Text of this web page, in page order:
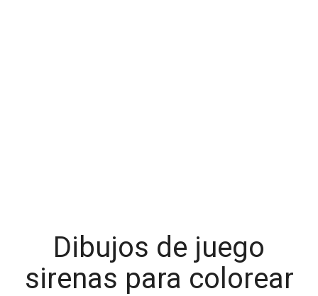
Dibujos de juego
sirenas para colorear